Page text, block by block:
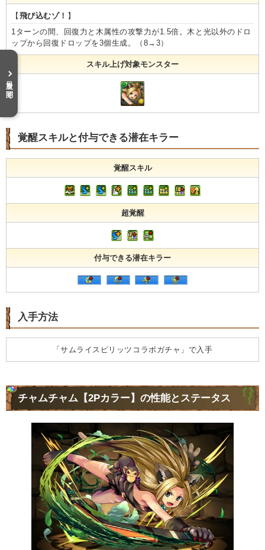
【 飛び込むゾ！ 】
1ターンの間、回復力と木属性の攻撃力が1.5倍。木と光以外のドロ
ップから回復ドロップを3個生成。（8→3）
スキル上げ対象モンスター
覚醒スキルと付与できる潜在キラー
覚醒スキル
超覚醒
付与できる潜在キラー
入手方法
「サムライスピリッツコラボガチャ」で入手
チャムチャム【2Pカラー】の性能とステータス
目次を開く